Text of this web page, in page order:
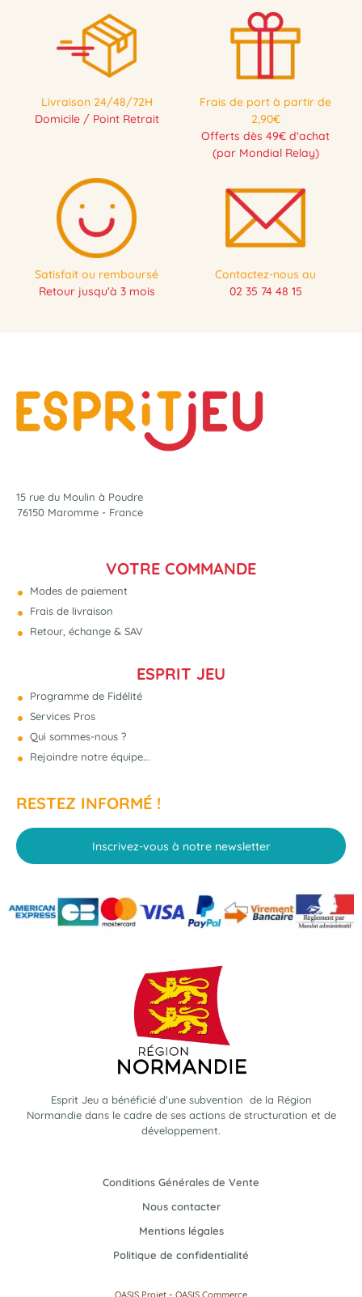
Livraison 24/48/72H
Domicile / Point Retrait
Frais de port à partir de
2,90€
Offerts dès 49€ d'achat
(par Mondial Relay)
Satisfait ou remboursé
Retour jusqu'à 3 mois
Contactez-nous au
02 35 74 48 15
15 rue du Moulin à Poudre
76150 Maromme - France
VOTRE COMMANDE
Modes de paiement
Frais de livraison
Retour, échange & SAV
ESPRIT JEU
Programme de Fidélité
Services Pros
Qui sommes-nous ?
Rejoindre notre équipe...
RESTEZ INFORMÉ !
Inscrivez-vous à notre newsletter
Esprit Jeu a bénéficié d'une subvention de la Région
Normandie dans le cadre de ses actions de structuration et de
développement.
Conditions Générales de Vente
Nous contacter
Mentions légales
Politique de confidentialité
OASIS Projet - OASIS Commerce